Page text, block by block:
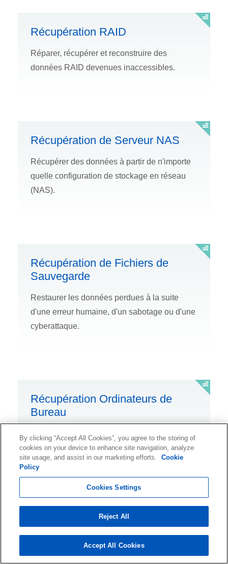
Récupération RAID
Réparer, récupérer et reconstruire des
données RAID devenues inaccessibles.
Récupération de Serveur NAS
Récupérer des données à partir de n'importe
quelle configuration de stockage en réseau
(NAS).
Récupération de Fichiers de
Sauvegarde
Restaurer les données perdues à la suite
d'une erreur humaine, d'un sabotage ou d'une
cyberattaque.
Récupération Ordinateurs de
Bureau
Récupérer les données d'un ordinateur de
bureau quel que soit le système d'exploitation,
la marque ou le modèle.
Récupération d'un Disque dur
By clicking “Accept All Cookies”, you agree to the storing of
cookies on your device to enhance site navigation, analyze
site usage, and assist in our marketing efforts.
Cookie
Policy
Cookies Settings
Reject All
Accept All Cookies